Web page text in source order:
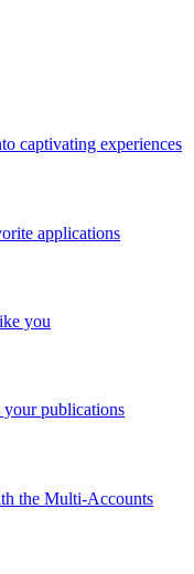
captivating experiences
applications
you
your publications
the Multi-Accounts